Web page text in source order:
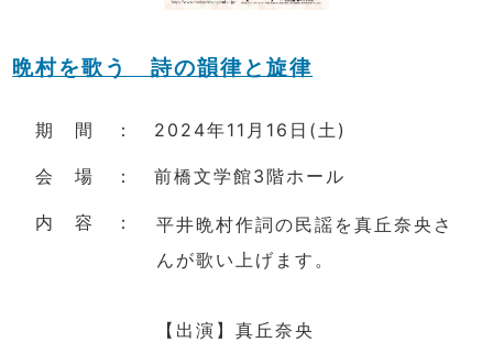
晩村を歌う 詩の韻律と旋律
期 間 ： 2024年11月16日(土)
会 場 ： 前橋文学館3階ホール
内 容 ：
平井晩村作詞の民謡を真丘奈央さ
んが歌い上げます。
【出演】真丘奈央